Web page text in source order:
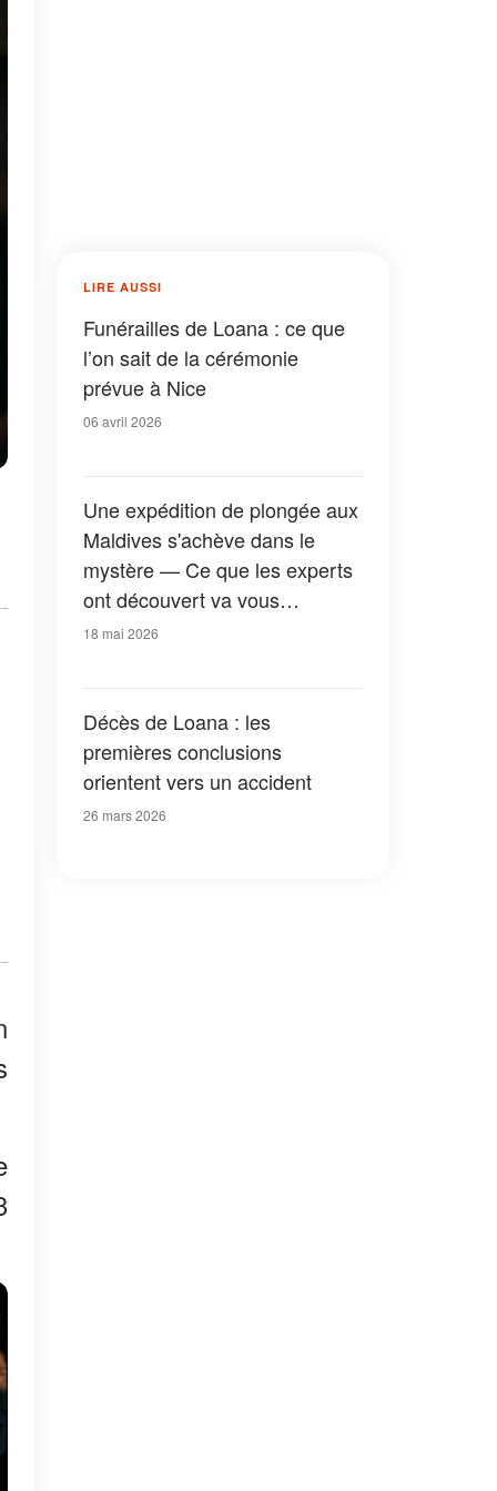
LIRE AUSSI
Funérailles de Loana : ce que
l’on sait de la cérémonie
prévue à Nice
06 avril 2026
Une expédition de plongée aux
Maldives s'achève dans le
mystère — Ce que les experts
ont découvert va vous
surprendre
18 mai 2026
Décès de Loana : les
premières conclusions
orientent vers un accident
26 mars 2026